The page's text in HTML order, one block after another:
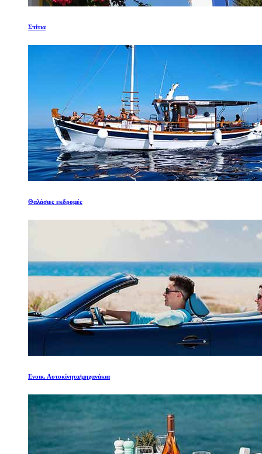
Σπίτια
Θαλάσιες εκδρομές
Ενοικ. Αυτοκίνητα/μηχανάκια